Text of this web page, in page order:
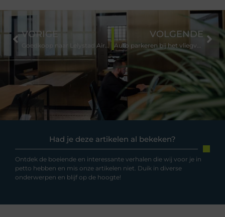
Had je deze artikelen al bekeken?
Ontdek de boeiende en interessante verhalen die wij voor je in
petto hebben en mis onze artikelen niet. Duik in diverse
onderwerpen en blijf op de hoogte!
VORIGE
Goedkoop naar Lelystad Airport
VOLGENDE
Auto parkeren bij het vliegveld